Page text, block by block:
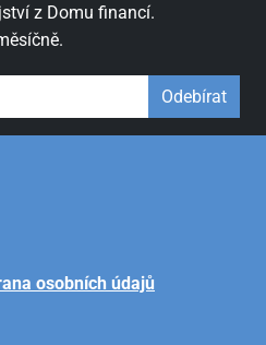
z Domu financí.
Odebírat
osobních údajů